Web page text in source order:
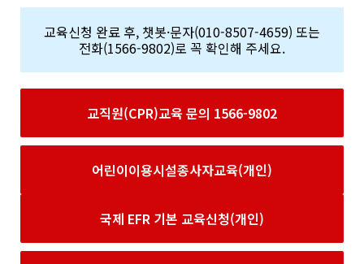
교육신청 완료 후, 챗봇·문자(010-8507-4659) 또는
전화(1566-9802)로 꼭 확인해 주세요.
교직원(CPR)교육 문의 1566-9802
어린이이용시설종사자교육(개인)
국제 EFR 기본 교육신청(개인)